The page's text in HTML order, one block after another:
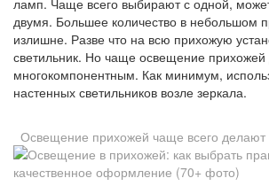
ламп. Чаще всего выбирают с одной,
двумя. Большее количество в небольшом
излишне. Разве что на всю прихожую
светильник. Но чаще освещение
многокомпонентным. Как минимум,
настенных светильников возле зеркала.
Освещение прихожей чаще всего